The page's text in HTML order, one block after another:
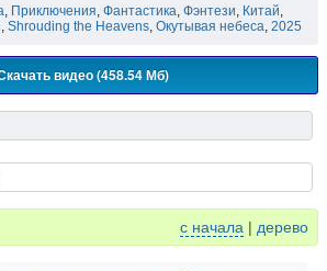
Приключения Фантастика Фэнтези Китай
Shrouding the Heavens Окутывая небеса 2025
видео (458.54 Мб)
с начала | дерево